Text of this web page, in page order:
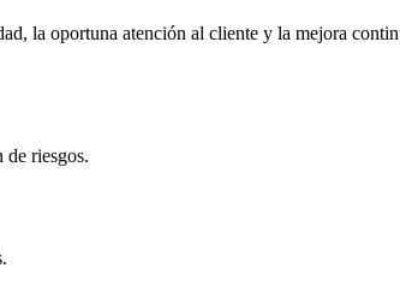
la oportuna atención al cliente y la mejora
riesgos.